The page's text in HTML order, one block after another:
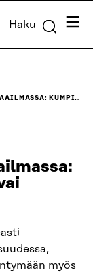
Haku
KUMPI…
myös